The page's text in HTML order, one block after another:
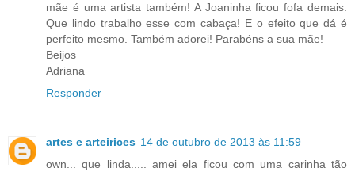
mãe é uma artista também! A Joaninha ficou fofa demais.
Que lindo trabalho esse com cabaça! E o efeito que dá é
perfeito mesmo. Também adorei! Parabéns a sua mãe!
Beijos
Adriana
Responder
artes e arteirices 14 de outubro de 2013 às 11:59
own... que linda..... amei ela ficou com uma carinha tão